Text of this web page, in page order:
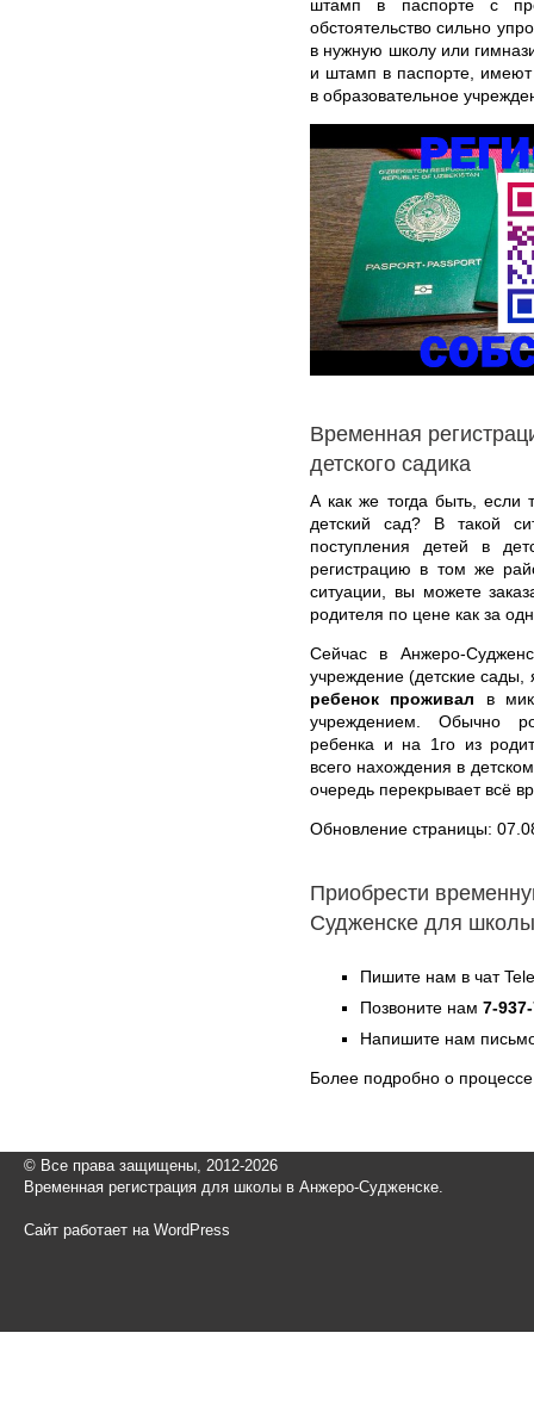
штамп в паспорте с
обстоятельство сильно
в нужную школу или
и штамп в паспорте,
в образовательное
Временная
детского садика
А как же тогда быть, если
детский сад? В такой
поступления детей в
регистрацию в том же
ситуации, вы можете
родителя по цене как за
Сейчас в Анжеро-
учреждение (детские сады,
ребенок проживал в
учреждением. Обычно
ребенка и на 1го из
всего нахождения в
очередь перекрывает всё
Обновление страницы:
Приобрести
Судженске для школы
Пишите нам в чат
Позвоните нам 7-
Напишите нам
Более подробно о
© Все права защищены, 2012-2026
Временная регистрация для школы в Анжеро-Судженске.
Сайт работает на WordPress